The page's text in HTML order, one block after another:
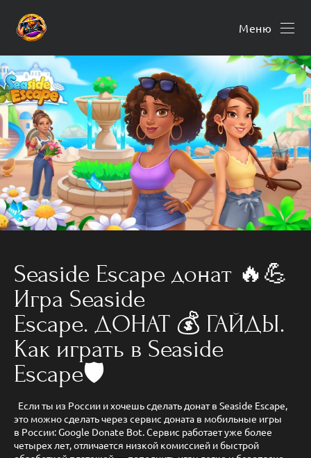
Меню
Seaside Escape донат 🔥💪
Игра Seaside
Escape. ДОНАТ 💰 ГАЙДЫ.
Как играть в Seaside
Escape🛡️
Если ты из России и хочешь сделать донат в Seaside Escape,
это можно сделать через сервис доната в мобильные игры
в России: Google Donate Bot. Сервис работает уже более
четырех лет, отличается низкой комиссией и быстрой